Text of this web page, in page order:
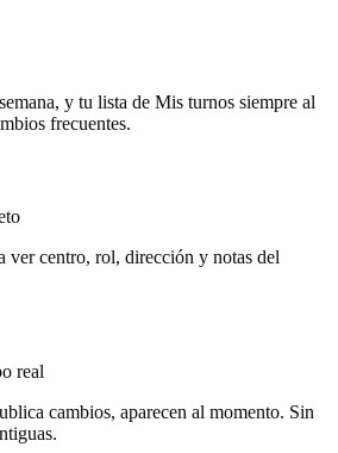
y tu lista de Mis turnos siempre al
frecuentes.
ver centro, rol, dirección y notas del
real
cambios, aparecen al momento. Sin